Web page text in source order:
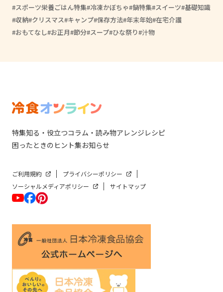
スポーツ栄養ごはん特集 冷凍かぼちゃ 鍋特集 スイーツ 基礎知識
収納 クリスマス キャンプ 保存方法 年末年始 在宅介護
おもてなし お正月 節分 スープ ひな祭り 汁物
特集知る・役立つコラム・読み物アレンジレシピ
困ったときのヒント集お知らせ
ご利用規約
プライバシーポリシー
ソーシャルメディアポリシー
サイトマップ